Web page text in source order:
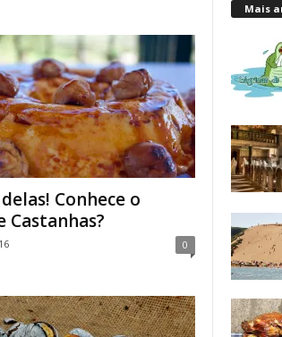
Conhece o
Castanhas?
0
Mais